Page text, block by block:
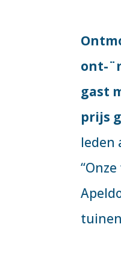
ont-
gast
prijs
leden